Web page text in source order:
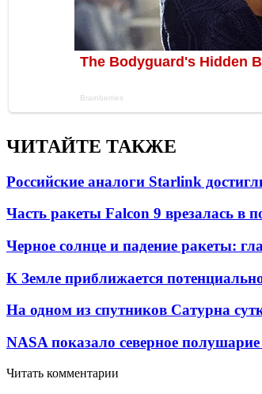
ЧИТАЙТЕ ТАКЖЕ
Российские аналоги Starlink
Часть ракеты Falcon 9 врезалась
Черное солнце и падение ракеты:
К Земле приближается
На одном из спутников Сатурна
NASA показало северное
Читать комментарии